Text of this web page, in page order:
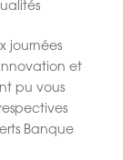
journées
et
pu vous
Banque